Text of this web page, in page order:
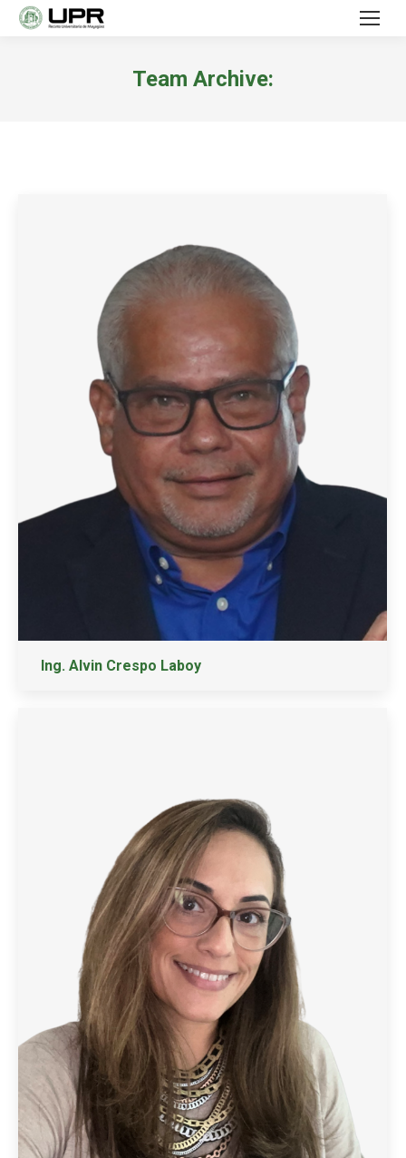
Team Archive:
Ing. Alvin Crespo Laboy